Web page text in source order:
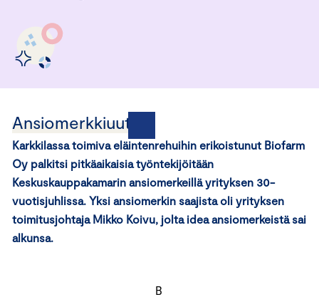
Ansiomerkkiuutisia
Karkkilassa toimiva eläintenrehuihin erikoistunut Biofarm
Oy palkitsi pitkäaikaisia työntekijöitään
Keskuskauppakamarin ansiomerkeillä yrityksen 30-
vuotisjuhlissa. Yksi ansiomerkin saajista oli yrityksen
toimitusjohtaja Mikko Koivu, jolta idea ansiomerkeistä sai
alkunsa.
B